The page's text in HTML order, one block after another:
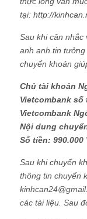
tại: http://
Sau khi cân
anh anh tin
chuyển khoản
Chủ tài khoản
Vietcombank số
Vietcombank
Nội dung
Số tiền: 990.000
Sau khi chuyển
thông tin chuyển
các tài liệu. Sau